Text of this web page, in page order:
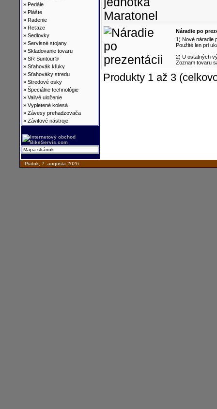
» Pedále
» Plášte
» Radenie
» Reťaze
» Sedlovky
» Servisné stojany
» Skladovanie tovaru
» SR Suntour®
» Sťahovák kľuky
» Sťahováky stredu
» Stredové osky
» Špeciálne technológie
» Valivé uloženie
» Vypletené kolesá
» Závesy prehadzovača
» Závitové nástroje
Mapa stránok
Náradie po
1) Nové náradie
Použité len pri
2) U ostatných
Zoznam tovaru
Produkty 1 až 3
Piatok, 7. augusta 2026